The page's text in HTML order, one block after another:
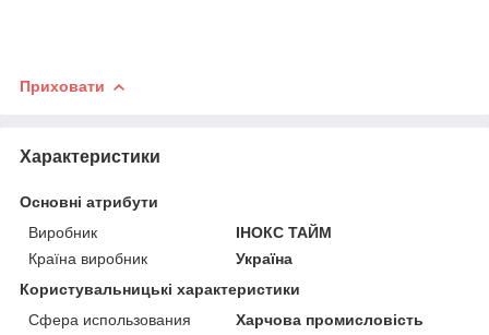
Приховати
Характеристики
Основні атрибути
Виробник
ІНОКС ТАЙМ
Країна виробник
Україна
Користувальницькі характеристики
Сфера использования
Харчова промисловість